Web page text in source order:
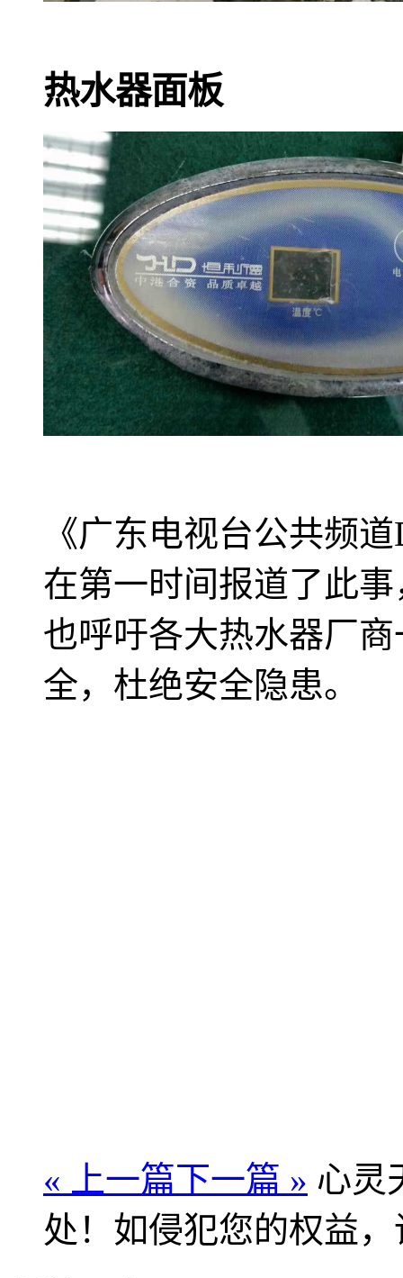
热水器面板
《广东电视台公共频
在第一时间报道了此
也呼吁各大热水器厂
全，杜绝安全隐患。
« 上一篇下一篇 » 心灵
处！如侵犯您的权益